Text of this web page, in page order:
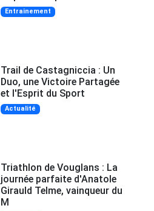
Entrainement
Trail de Castagniccia : Un
Duo, une Victoire Partagée
et l'Esprit du Sport
Actualité
Triathlon de Vouglans : La
journée parfaite d'Anatole
Girauld Telme, vainqueur du
M